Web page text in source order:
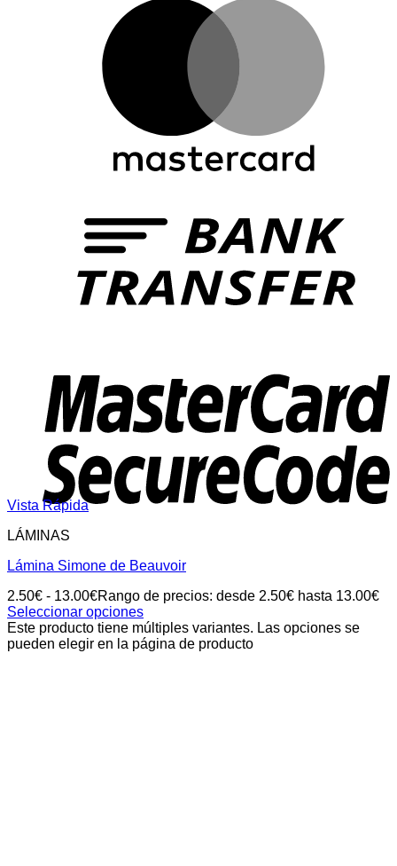
Vista Rápida
LÁMINAS
Lámina Simone de Beauvoir
2.50€ - 13.00€Rango de precios: desde 2.50€ hasta 13.00€
Seleccionar opciones
Este producto tiene múltiples variantes. Las opciones se
pueden elegir en la página de producto